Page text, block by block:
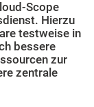
Scope
Hierzu
testweise in
bessere
zur
zentrale